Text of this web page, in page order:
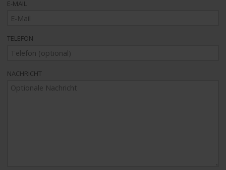
E-MAIL
TELEFON
NACHRICHT